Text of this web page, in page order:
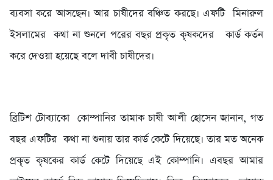
ব্যবসা করে আসছেন। আর চাষীদের বঞ্চিত করছে। এফটি মিনারুল
ইসলামের কথা না শুনলে পরের বছর প্রকৃত কৃষকদের কার্ড কর্তন
করে দেওয়া হয়েছে বলে দাবী চাষীদের।
‎ব্রিটিশ টোব্যাকো কোম্পানির তামাক চাষী আলী হোসেন জানান, গত
বছর এফটির কথা না শুনায় তার কার্ড কেটে দিয়েছে। তার মত অনেক
প্রকৃত কৃষকের কার্ড কেটে দিয়েছে এই কোম্পানি। এবছর আমার